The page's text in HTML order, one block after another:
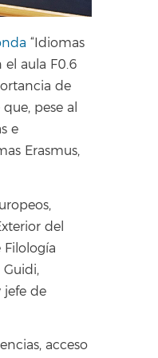
“Idiomas
aula F0.6
de
pese al
e
Erasmus,
del
Guidi,
jefe de
acceso